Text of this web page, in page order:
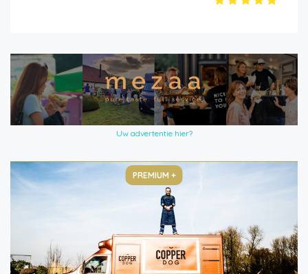
Uw advertentie hier?
PREMIUM +